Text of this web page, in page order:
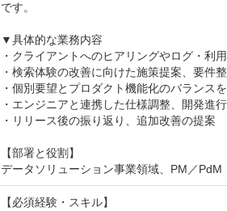
です。
▼具体的な業務内容
・クライアントへのヒアリングやログ・利
・検索体験の改善に向けた施策提案、要件
・個別要望とプロダクト機能化のバランス
・エンジニアと連携した仕様調整、開発進
・リリース後の振り返り、追加改善の提案
【部署と役割】
データソリューション事業領域、PM／PdM
【必須経験・スキル】